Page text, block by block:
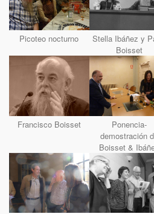
Picoteo nocturno
Stella Ibáñez y
Boisset
Francisco Boisset
Ponencia-
demostración
Boisset &